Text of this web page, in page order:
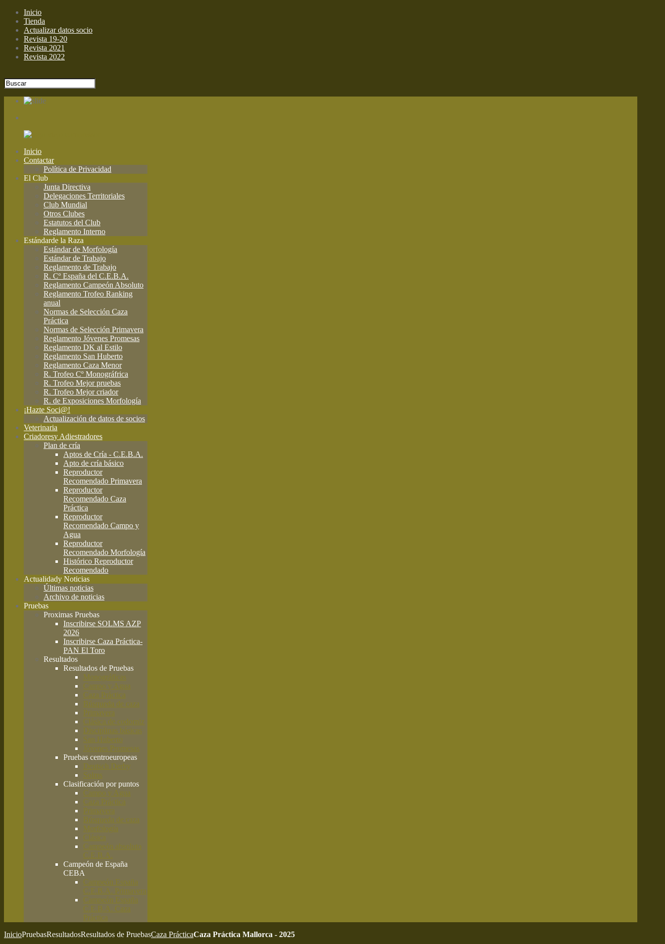
Inicio
Tienda
Actualizar datos socio
Revista 19-20
Revista 2021
Revista 2022
Inicio
Contactar
Política de Privacidad
El Club
Junta Directiva
Delegaciones Territoriales
Club Mundial
Otros Clubes
Estatutos del Club
Reglamento Interno
Estándarde la Raza
Estándar de Morfología
Estándar de Trabajo
Reglamento de Trabajo
R. Cº España del C.E.B.A.
Reglamento Campeón Absoluto
Reglamento Trofeo Ranking
anual
Normas de Selección Caza
Práctica
Normas de Selección Primavera
Reglamento Jóvenes Promesas
Reglamento DK al Estilo
Reglamento San Huberto
Reglamento Caza Menor
R. Trofeo Cº Monográfrica
R. Trofeo Mejor pruebas
R. Trofeo Mejor criador
R. de Exposiciones Morfología
¡Hazte Soci@!
Actualización de datos de socios
Veterinaria
Criadoresy Adiestradores
Plan de cría
Aptos de Cría - C.E.B.A.
Apto de cría básico
Reproductor
Recomendado Primavera
Reproductor
Recomendado Caza
Práctica
Reproductor
Recomendado Campo y
Agua
Reproductor
Recomendado Morfología
Histórico Reproductor
Recomendado
Actualidady Noticias
Últimas noticias
Archivo de noticias
Pruebas
Proximas Pruebas
Inscribirse SOLMS AZP
2026
Inscribirse Caza Práctica-
PAN El Toro
Resultados
Resultados de Pruebas
Monográficas
Campo y Agua
Caza Práctica
Búsqueda de caza
Primavera
Clásica de codorniz
Disciplinas básicas
San Huberto
Jóvenes Promesas
Pruebas centroeuropeas
Deutsch Derby
Solms
Clasificación por puntos
Campo y Agua
Caza Práctica
Primavera
Búsqueda de caza
Morfología
Clásica
Campeón absoluto
C.E.B.A.
Campeón de España
CEBA
Campeón España
C.E.B.A. Primavera
Campeón España
C.E.B.A. Caza
Práctica
InicioPruebasResultadosResultados de PruebasCaza PrácticaCaza Práctica Mallorca - 2025